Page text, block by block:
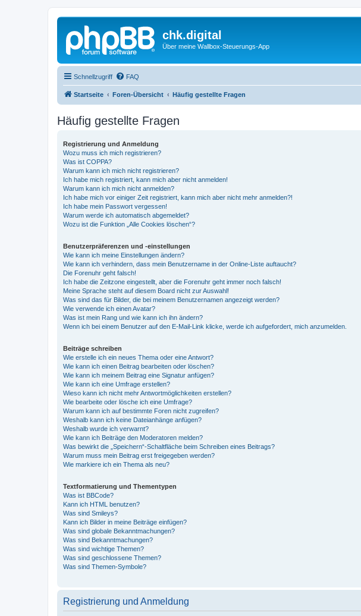
chk.digital
Über meine Wallbox-Steuerungs-App
Schnellzugriff FAQ
Startseite Foren-Übersicht Häufig gestellte Fragen
Häufig gestellte Fragen
Registrierung und Anmeldung
Wozu muss ich mich registrieren?
Was ist COPPA?
Warum kann ich mich nicht registrieren?
Ich habe mich registriert, kann mich aber nicht anmelden!
Warum kann ich mich nicht anmelden?
Ich habe mich vor einiger Zeit registriert, kann mich aber nicht mehr anmelden?!
Ich habe mein Passwort vergessen!
Warum werde ich automatisch abgemeldet?
Wozu ist die Funktion „Alle Cookies löschen“?
Benutzerpräferenzen und -einstellungen
Wie kann ich meine Einstellungen ändern?
Wie kann ich verhindern, dass mein Benutzername in der Online-Liste auftaucht?
Die Forenuhr geht falsch!
Ich habe die Zeitzone eingestellt, aber die Forenuhr geht immer noch falsch!
Meine Sprache steht auf diesem Board nicht zur Auswahl!
Was sind das für Bilder, die bei meinem Benutzernamen angezeigt werden?
Wie verwende ich einen Avatar?
Was ist mein Rang und wie kann ich ihn ändern?
Wenn ich bei einem Benutzer auf den E-Mail-Link klicke, werde ich aufgefordert, mich anzumelden.
Beiträge schreiben
Wie erstelle ich ein neues Thema oder eine Antwort?
Wie kann ich einen Beitrag bearbeiten oder löschen?
Wie kann ich meinem Beitrag eine Signatur anfügen?
Wie kann ich eine Umfrage erstellen?
Wieso kann ich nicht mehr Antwortmöglichkeiten erstellen?
Wie bearbeite oder lösche ich eine Umfrage?
Warum kann ich auf bestimmte Foren nicht zugreifen?
Weshalb kann ich keine Dateianhänge anfügen?
Weshalb wurde ich verwarnt?
Wie kann ich Beiträge den Moderatoren melden?
Was bewirkt die „Speichern“-Schaltfläche beim Schreiben eines Beitrags?
Warum muss mein Beitrag erst freigegeben werden?
Wie markiere ich ein Thema als neu?
Textformatierung und Thementypen
Was ist BBCode?
Kann ich HTML benutzen?
Was sind Smileys?
Kann ich Bilder in meine Beiträge einfügen?
Was sind globale Bekanntmachungen?
Was sind Bekanntmachungen?
Was sind wichtige Themen?
Was sind geschlossene Themen?
Was sind Themen-Symbole?
Registrierung und Anmeldung